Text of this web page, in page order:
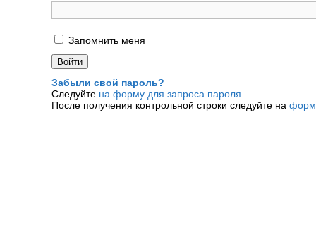
Запомнить меня
Забыли свой пароль?
Следуйте на форму для запроса пароля.
После получения контрольной строки следуйте на